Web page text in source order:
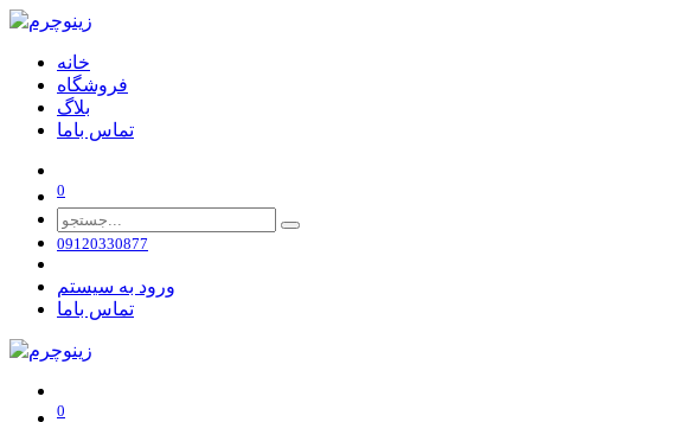
خانه
فروشگاه
بلاگ
تماس باما
0
09120330877
ورود به سیستم
تماس باما
0